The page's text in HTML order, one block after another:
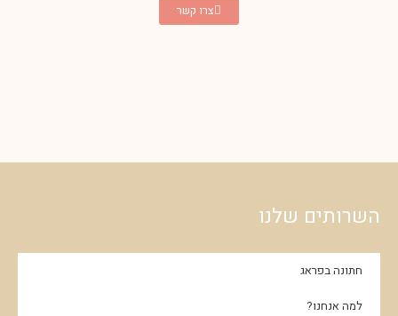
צרו קשר
השרותים שלנו
חתונה בפראג
למה אנחנו?